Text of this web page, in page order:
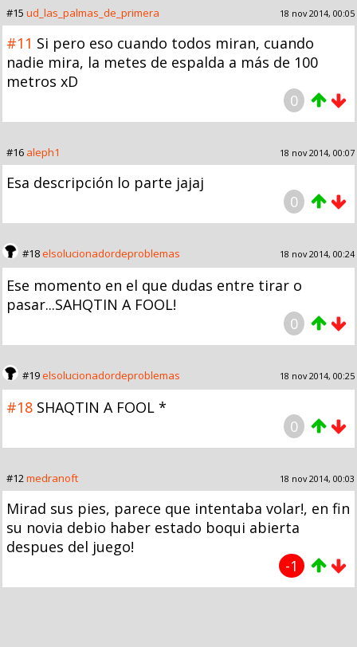
#15 ud_las_palmas_de_primera 18 nov 2014, 00:05
#11 Si pero eso cuando todos miran, cuando
nadie mira, la metes de espalda a más de 100
metros xD
0
#16 aleph1 18 nov 2014, 00:07
Esa descripción lo parte jajaj
0
#18elsolucionadordeproblemas 18 nov 2014, 00:24
Ese momento en el que dudas entre tirar o
pasar...SAHQTIN A FOOL!
0
#19elsolucionadordeproblemas 18 nov 2014, 00:25
#18 SHAQTIN A FOOL *
0
#12medranoft 18 nov 2014, 00:03
Mirad sus pies, parece que intentaba volar!, en fin
su novia debio haber estado boqui abierta
despues del juego!
-1